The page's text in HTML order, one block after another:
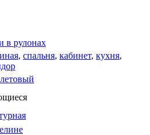
в рулонах
, спальня, кабинет, кухня,